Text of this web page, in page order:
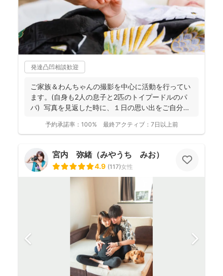
発達凸凹相談歓迎
ご家族＆わんちゃんの撮影を中心に活動を行ってい
ます。(自身も2人の息子と2匹のトイプードルのパ
パ) 写真を見返した時に、１日の思い出をご自分自
予約承諾率： 100% 最終アクティブ： 7日以上前
宮内 弥緒（みやうち みお）
4.9 (117)女性